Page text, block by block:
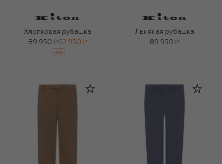
Хлопковая рубашка
89 950 ₽62 950 ₽
-30%
Льняная рубашка
89 950 ₽